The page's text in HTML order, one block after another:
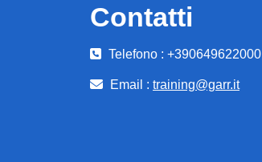
Contatti
Telefono : +390649622000
Email : training@garr.it